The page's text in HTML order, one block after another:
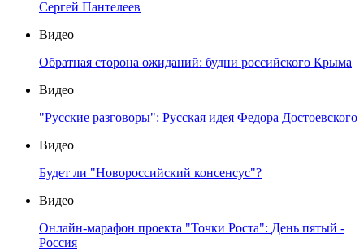
Сергей Пантелеев
Видео
Обратная сторона ожиданий: будни российского Крыма
Видео
"Русские разговоры": Русская идея Федора Достоевского
Видео
Будет ли "Новороссийский консенсус"?
Видео
Онлайн-марафон проекта "Точки Роста": День пятый -
Россия